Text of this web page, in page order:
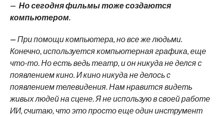
— Но сегодня фильмы тоже создаются
компьютером.
—При помощи компьютера, но все же людьми.
Конечно, используется компьютерная графика, еще
что-то. Но есть ведь театр, и он никуда не делся с
появлением кино. И кино никуда не делось с
появлением телевидения. Нам нравится видеть
живых людей на сцене. Я не использую в своей работе
ИИ, считаю, что это просто еще один инструмент